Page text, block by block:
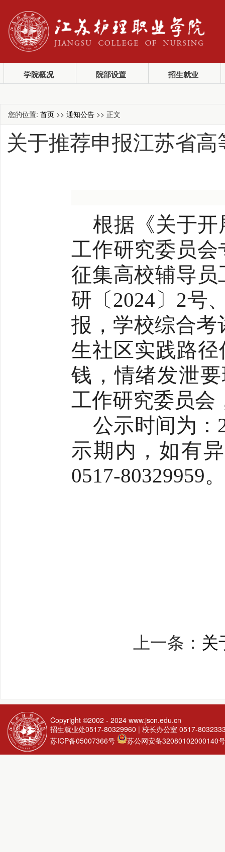
学院概况 院部设置 招生就业
您的位置: 首页 >> 通知公告 >> 正文
关于推荐申报江苏省
根据《关于开
工作研究委员
征集高校辅导
研〔2024〕2号
报，学校综合考
生社区实践路
钱，情绪发泄
工作研究委员会
公示时间为：
示期内，如有
0517-80329959。
上一条： 关
Copyright ©2002 - 2024 www.jscn.edu.cn
招生就业处0517-80329960 | 校长办公室 0517-
苏ICP备05007366号
苏公网安备32080102000140号